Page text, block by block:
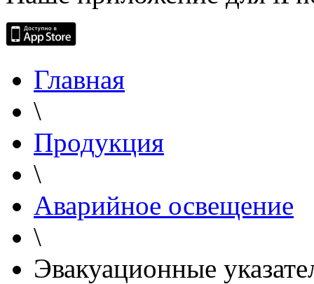
Главная
\
Продукция
\
Аварийное освещение
\
Эвакуационные